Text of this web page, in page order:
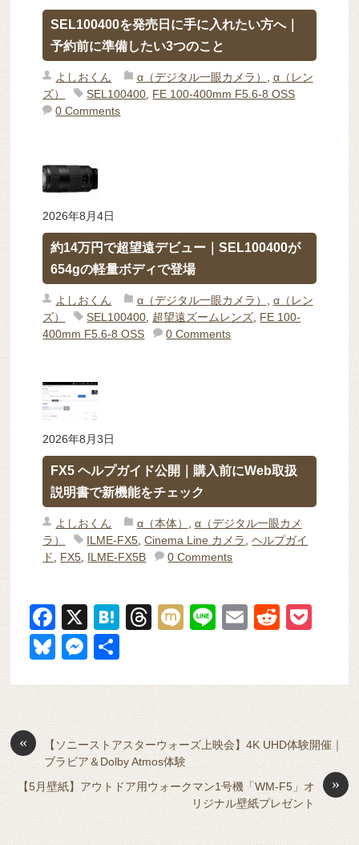
SEL100400を発売日に手に入れたい方へ｜
予約前に準備したい3つのこと
よしおくん α（デジタル一眼カメラ）
α（レン
ズ）
SEL100400 FE 100-400mm F5.6-8 OSS
0 Comments
2026年8月4日
約14万円で超望遠デビュー｜SEL100400が
654gの軽量ボディで登場
よしおくん α（デジタル一眼カメラ）
α（レン
ズ）
SEL100400 超望遠ズームレンズ FE 100-
400mm F5.6-8 OSS
0 Comments
2026年8月3日
FX5 ヘルプガイド公開｜購入前にWeb取扱
説明書で新機能をチェック
よしおくん α（本体）
α（デジタル一眼カメ
ラ）
ILME-FX5 ,Cinema Line カメラ ,ヘルプガイ
ド
FX5 ILME-FX5B 0 Comments
F
a
c
e
o
o
k
X
H
n
T
a
s
M
Li
E
R
di et
Bl
y
M
n
g
er
«
【ソニーストアスターウォーズ上映会】4K UHD体験開催｜
ブラビア＆Dolby Atmos体験
»
【5月壁紙】アウトドア用ウォークマン1号機「WM-F5」オ
リジナル壁紙プレゼント